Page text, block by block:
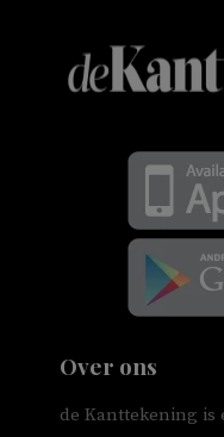
Over ons
de Kanttekening is